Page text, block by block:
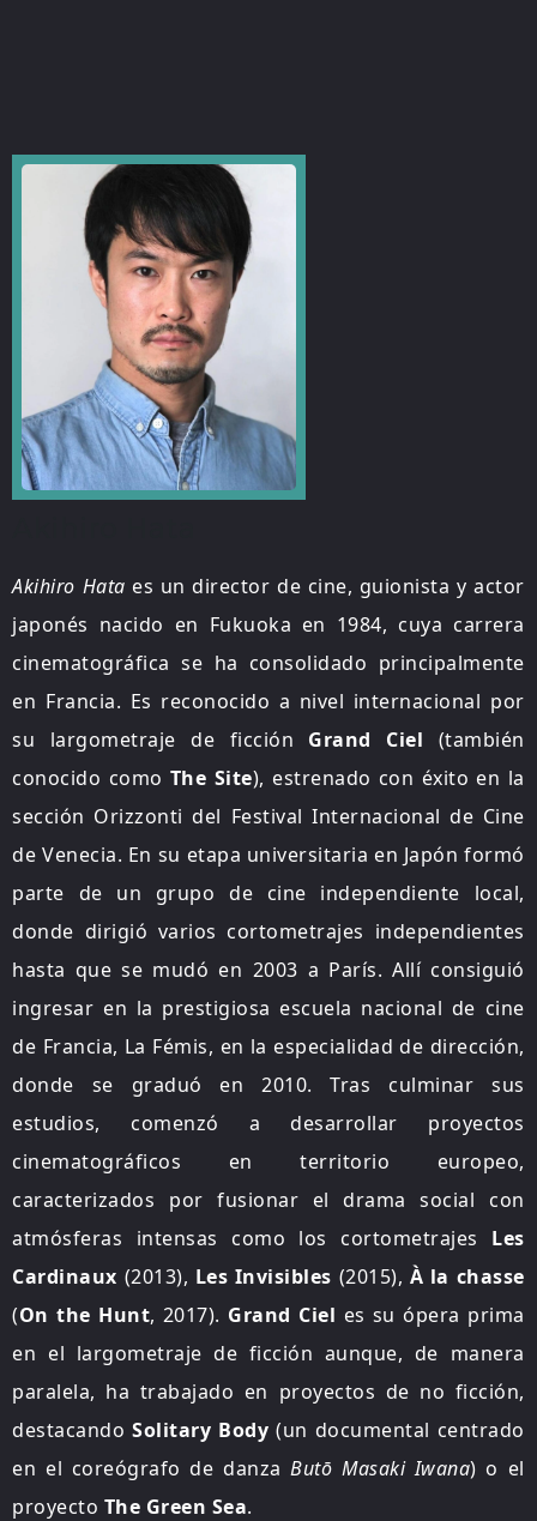
Akihiro Hata es un director de cine, guionista y actor
japonés nacido en Fukuoka en 1984, cuya carrera
cinematográfica se ha consolidado principalmente
en Francia. Es reconocido a nivel internacional por
su largometraje de ficción Grand Ciel (también
conocido como The Site), estrenado con éxito en la
sección Orizzonti del Festival Internacional de Cine
de Venecia. En su etapa universitaria en Japón formó
parte de un grupo de cine independiente local,
donde dirigió varios cortometrajes independientes
hasta que se mudó en 2003 a París. Allí consiguió
ingresar en la prestigiosa escuela nacional de cine
de Francia, La Fémis, en la especialidad de dirección,
donde se graduó en 2010. Tras culminar sus
estudios, comenzó a desarrollar proyectos
cinematográficos en territorio europeo,
caracterizados por fusionar el drama social con
atmósferas intensas como los cortometrajes Les
Cardinaux (2013), Les Invisibles (2015), À la chasse
(On the Hunt, 2017). Grand Ciel es su ópera prima
en el largometraje de ficción aunque, de manera
paralela, ha trabajado en proyectos de no ficción,
destacandoSolitary Body (un documental centrado
en el coreógrafo de danzaButō Masaki Iwana) o el
proyecto The Green Sea.